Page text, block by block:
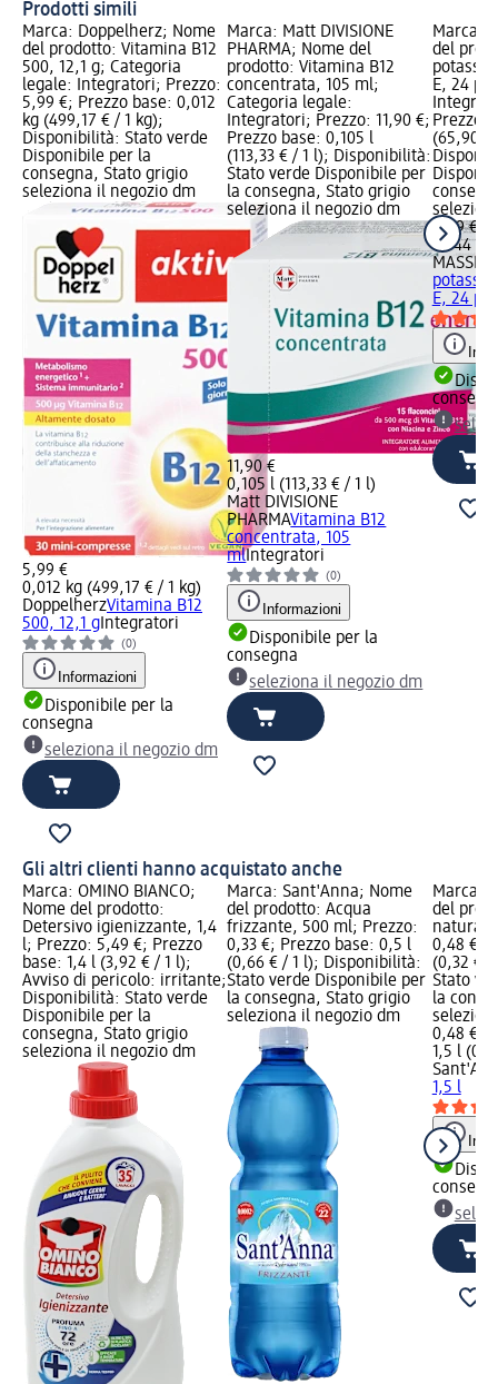
Prodotti simili
Marca: Doppelherz; Nome
del prodotto: Vitamina B12
500, 12,1 g; Categoria
legale: Integratori; Prezzo:
5,99 €; Prezzo base: 0,012
kg (499,17 € / 1 kg);
Disponibilità: Stato verde
Disponibile per la
consegna, Stato grigio
seleziona il negozio dm
5,99 €
0,012 kg (499,17 € / 1 kg)
DoppelherzVitamina B12
500, 12,1 g Integratori
(0)
Informazioni
Disponibile per la
consegna
seleziona il negozio dm
Marca: Matt DIVISIONE
PHARMA; Nome del
prodotto: Vitamina B12
concentrata, 105 ml;
Categoria legale:
Integratori; Prezzo: 11,90 €;
Prezzo base: 0,105 l
(113,33 € / 1 l); Disponibilità:
Stato verde Disponibile per
la consegna, Stato grigio
seleziona il negozio dm
11,90 €
0,105 l (113,33 € / 1 l)
Matt DIVISIONE
PHARMAVitamina B12
concentrata, 105
mlIntegratori
(0)
Informazioni
Disponibile per la
consegna
seleziona il negozio dm
Marca:
del
E, 24
Prezzo
(65,90 €
9,49 €
0,144 kg
E, 24 pz
Gli altri clienti hanno acquistato anche
Marca: OMINO BIANCO;
Nome del prodotto:
Detersivo igienizzante, 1,4
l; Prezzo: 5,49 €; Prezzo
base: 1,4 l (3,92 € / 1 l);
Avviso di pericolo: irritante;
Disponibilità: Stato verde
Disponibile per la
consegna, Stato grigio
seleziona il negozio dm
Marca: Sant'Anna; Nome
del prodotto: Acqua
frizzante, 500 ml; Prezzo:
0,33 €; Prezzo base: 0,5 l
(0,66 € / 1 l); Disponibilità:
Stato verde Disponibile per
la consegna, Stato grigio
seleziona il negozio dm
Marca:
del
0,48 €;
(0,32 €
Stato
la
0,48 €
1,5 l
1,5 l